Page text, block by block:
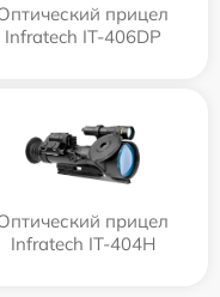
прицел
Infratech IT-406DP
прицел
Infratech IT-404H